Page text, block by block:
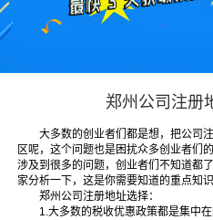
郑州公司注册
大多数的创业者们都是想，把公司注
区呢，这个问题也是困扰众多创业者们
涉及到很多的问题，创业者们不知道都
家分析一下，这是你需要知道的重点知识
郑州公司注册地址选择：
1.大多数的税收优惠政策都是集中在